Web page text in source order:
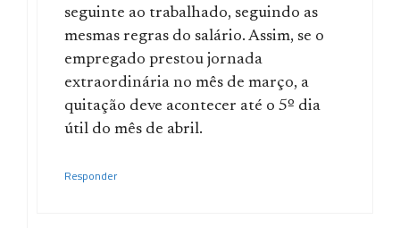
seguinte ao trabalhado, seguindo as
mesmas regras do salário. Assim, se o
empregado prestou jornada
extraordinária no mês de março, a
quitação deve acontecer até o 5º dia
útil do mês de abril.
Responder